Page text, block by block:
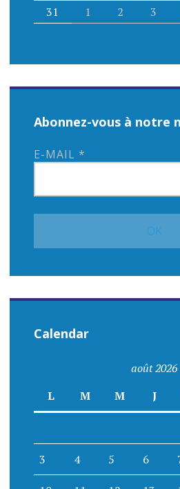
31
1 2 3
Abonnez-vous à notre
E-MAIL *
Calendar
août 2026
L
M M J
3 4 5 6